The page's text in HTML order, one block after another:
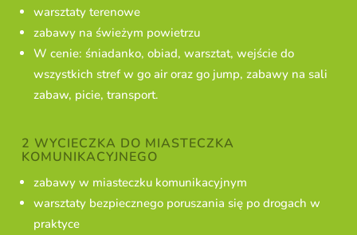
warsztaty terenowe
zabawy na świeżym powietrzu
W cenie: śniadanko, obiad, warsztat, wejście do
wszystkich stref w go air oraz go jump, zabawy na sali
zabaw, picie, transport.
2 WYCIECZKA DO MIASTECZKA
KOMUNIKACYJNEGO
zabawy w miasteczku komunikacyjnym
warsztaty bezpiecznego poruszania się po drogach w
praktyce